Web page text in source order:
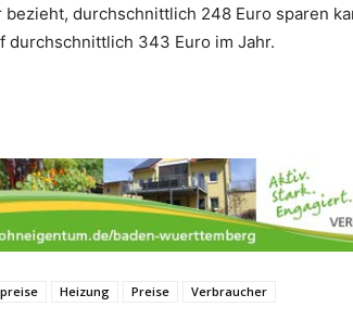
durchschnittlich 248 Euro sparen
durchschnittlich 343 Euro im Jahr.
Heizung Preise Verbraucher